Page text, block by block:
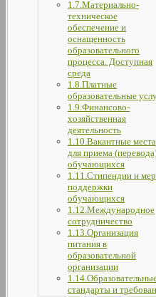
1.7.Материально-
техническое
обеспечение и
оснащенность
образовательного
процесса. Доступная
среда
1.8.Платные
образовательные
1.9.Финансово-
хозяйственная
деятельность
1.10.Вакантные места
для приема
обучающихся
1.11.Стипендии и
поддержки
обучающихся
1.12.Международное
сотрудничество
1.13.Организация
питания в
образовательной
организации
стандарты и